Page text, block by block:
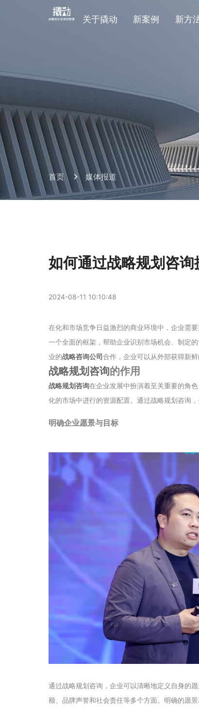
关于撬动 新案例 新方
首页 媒体报道
如何通过战略规划咨
2024-08-11 10:10:48
在化和市场竞争日益激烈的商业环境中，企业需
一个全面的框架，帮助企业识别市场机会、制定
业的战略咨询公司合作，企业可以从外部获得新
战略规划咨询的作用
战略规划咨询在企业发展中扮演着至关重要的角
化的市场中进行的资源配置。通过战略规划咨询
明确企业愿景与目标
通过战略规划咨询，企业可以清晰地定义自身的
额、品牌声誉和社会责任等多个方面。明确的愿